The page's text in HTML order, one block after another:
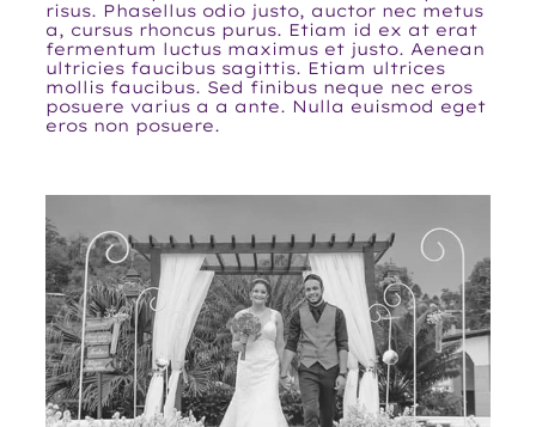
risus. Phasellus odio justo, auctor nec metus
a, cursus rhoncus purus. Etiam id ex at erat
fermentum luctus maximus et justo. Aenean
ultricies faucibus sagittis. Etiam ultrices
mollis faucibus. Sed finibus neque nec eros
posuere varius a a ante. Nulla euismod eget
eros non posuere.